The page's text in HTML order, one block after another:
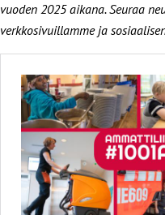
vuoden 2025 aikana. Seuraa
verkkosivuillamme ja